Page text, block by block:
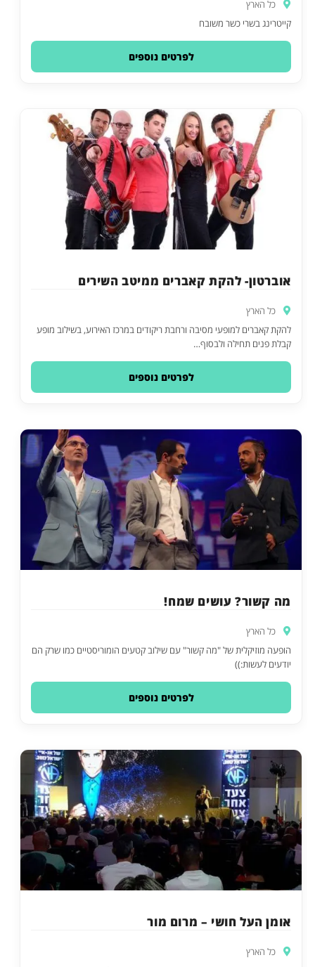
כל הארץ
קייטרינג בשרי כשר משובח
לפרטים נוספים
אוברטון- להקת קאברים ממיטב השירים
כל הארץ
להקת קאברים למופעי מסיבה ורחבת ריקודים במרכז האירוע, בשילוב מופע
קבלת פנים תחילה ולבסוף…
לפרטים נוספים
מה קשור? עושים שמח!
כל הארץ
הופעה מוזיקלית של "מה קשור" עם שילוב קטעים הומוריסטיים כמו שרק הם
יודעים לעשות:))
לפרטים נוספים
אומן העל חושי – מרום מור
כל הארץ